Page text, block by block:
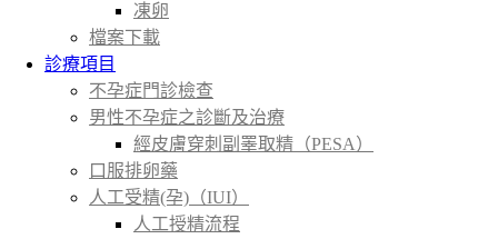
凍卵
檔案下載
診療項目
不孕症門診檢查
男性不孕症之診斷及治療
經皮膚穿刺副睪取精（PESA）
口服排卵藥
人工受精(孕)（IUI）
人工授精流程